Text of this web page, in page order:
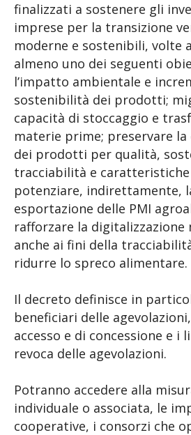
finalizzati a sostenere gli
imprese per la transizione
moderne e sostenibili, volte
almeno uno dei seguenti
l’impatto ambientale e
sostenibilità dei prodotti;
capacità di stoccaggio e
materie prime; preservare la
dei prodotti per qualità,
tracciabilità e
potenziare, indirettamente,
esportazione delle PMI
rafforzare la digitalizzazione
anche ai fini della
ridurre lo spreco alimentare.
Il decreto definisce in
beneficiari delle
accesso e di concessione e i
revoca delle agevolazioni.
Potranno accedere alla
individuale o associata, le
cooperative, i consorzi che